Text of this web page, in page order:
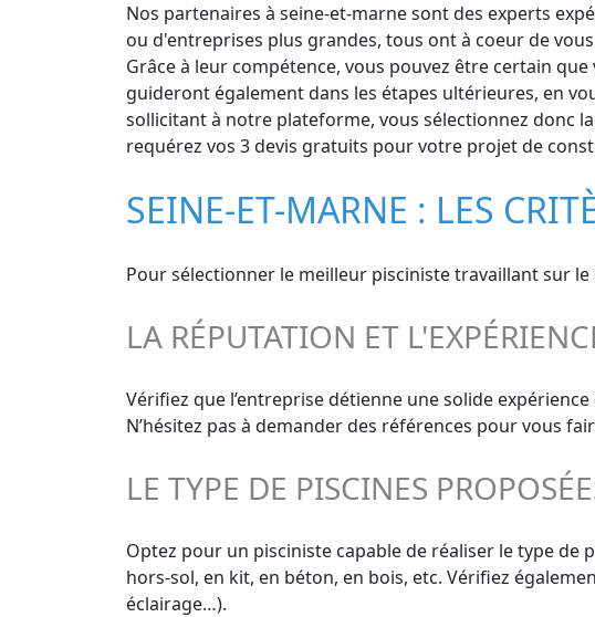
Nos partenaires à seine-et-marne sont des experts
ou d'entreprises plus grandes, tous ont à coeur de
Grâce à leur compétence, vous pouvez être certain
guideront également dans les étapes ultérieures, en
sollicitant à notre plateforme, vous sélectionnez donc
requérez vos 3 devis gratuits pour votre projet de
SEINE-ET-MARNE : LES
Pour sélectionner le meilleur pisciniste travaillant sur
LA RÉPUTATION ET
Vérifiez que l’entreprise détienne une solide
N’hésitez pas à demander des références pour vous
LE TYPE DE PISCINES
Optez pour un pisciniste capable de réaliser le type
hors-sol, en kit, en béton, en bois, etc. Vérifiez
éclairage…).